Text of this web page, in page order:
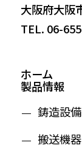
大阪府大阪
TEL. 06-
ホーム
製品情報
鋳造設備
搬送機器